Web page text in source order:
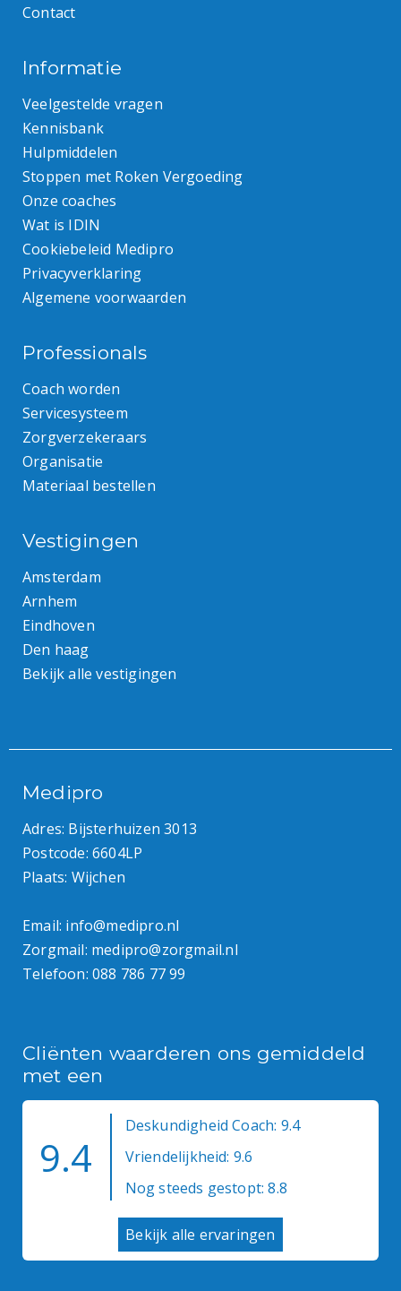
Contact
Informatie
Veelgestelde vragen
Kennisbank
Hulpmiddelen
Stoppen met Roken Vergoeding
Onze coaches
Wat is IDIN
Cookiebeleid Medipro
Privacyverklaring
Algemene voorwaarden
Professionals
Coach worden
Servicesysteem
Zorgverzekeraars
Organisatie
Materiaal bestellen
Vestigingen
Amsterdam
Arnhem
Eindhoven
Den haag
Bekijk alle vestigingen
Medipro
Adres: Bijsterhuizen 3013
Postcode: 6604LP
Plaats: Wijchen
Email: info@medipro.nl
Zorgmail: medipro@zorgmail.nl
Telefoon: 088 786 77 99
Cliënten waarderen ons gemiddeld
met een
9.4
Deskundigheid Coach: 9.4
Vriendelijkheid: 9.6
Nog steeds gestopt: 8.8
Bekijk alle ervaringen